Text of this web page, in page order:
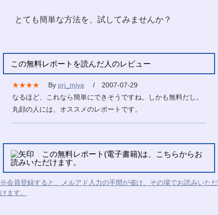
とても簡単な方法を、試してみませんか？
この無料レポートを読んだ人のレビュー
★★★★ By prj_miya
/ 2007-07-29
なるほど、これなら簡単にできそうですね。しかも無料だし。
丸顔の人には、オススメのレポートです。
この無料レポート(電子書籍)は、こちらからお
読みいただけます。
※会員登録すると、メルアド入力の手間が省け、その場でお読みいただ
けます。